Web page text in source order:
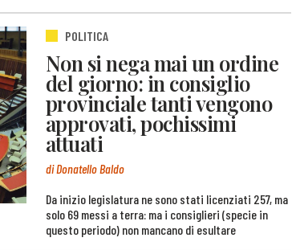
POLITICA
Non si nega mai un ordine
del giorno: in consiglio
provinciale tanti vengono
approvati, pochissimi
attuati
di Donatello Baldo
Da inizio legislatura ne sono stati licenziati 257, ma
solo 69 messi a terra: ma i consiglieri (specie in
questo periodo) non mancano di esultare